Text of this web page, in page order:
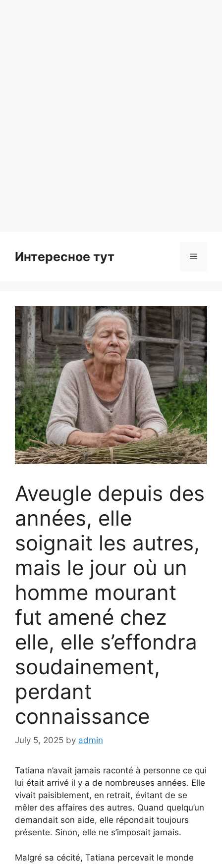
Интересное тут Menu
Aveugle depuis des
années, elle
soignait les autres,
mais le jour où un
homme mourant
fut amené chez
elle, elle s’effondra
soudainement,
perdant
connaissance
July 5, 2025 by admin
Tatiana n’avait jamais raconté à personne ce qui
lui était arrivé il y a de nombreuses années. Elle
vivait paisiblement, en retrait, évitant de se
mêler des affaires des autres. Quand quelqu’un
demandait son aide, elle répondait toujours
présente. Sinon, elle ne s’imposait jamais.
Malgré sa cécité, Tatiana percevait le monde